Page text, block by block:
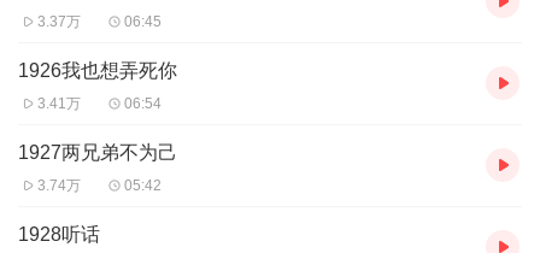
3.37万 06:45
1926我也想弄死你
3.41万 06:54
1927两兄弟不为己
3.74万 05:42
1928听话